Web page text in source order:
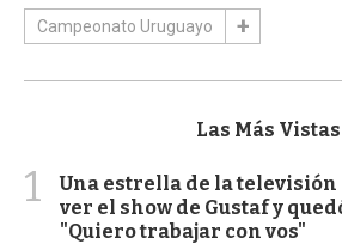
Campeonato Uruguayo
Las Más Vistas
1
Una estrella de la
ver el show de Gustaf y
"Quiero trabajar con vos"